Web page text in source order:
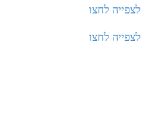
לצפייה לחצו
לצפייה לחצו